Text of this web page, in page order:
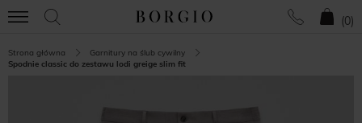
(0)
Strona główna
Garnitury na ślub cywilny
Spodnie classic do zestawu lodi greige slim fit